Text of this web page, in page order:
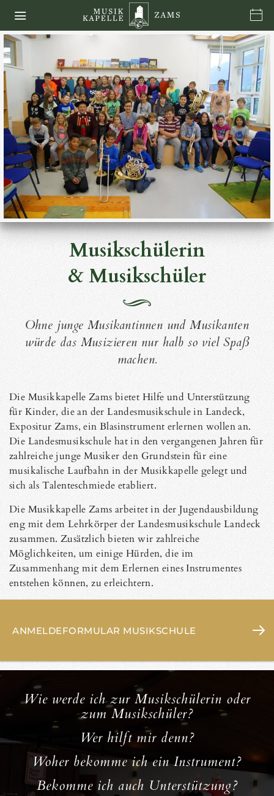
Musikschülerin
& Musikschüler
Ohne junge Musikantinnen und Musikanten
würde das Musizieren nur halb so viel Spaß
machen.
Die Musikkapelle Zams bietet Hilfe und Unterstützung
für Kinder, die an der Landesmusikschule in Landeck,
Expositur Zams, ein Blasinstrument erlernen wollen an.
Die Landesmusikschule hat in den vergangenen Jahren für
zahlreiche junge Musiker den Grundstein für eine
musikalische Laufbahn in der Musikkapelle gelegt und
sich als Talenteschmiede etabliert.
Die Musikkapelle Zams arbeitet in der Jugendausbildung
eng mit dem Lehrkörper der Landesmusikschule Landeck
zusammen. Zusätzlich bieten wir zahlreiche
Möglichkeiten, um einige Hürden, die im
Zusammenhang mit dem Erlernen eines Instrumentes
entstehen können, zu erleichtern.
ANMELDEFORMULAR MUSIKSCHULE
Wie werde ich zur Musikschülerin oder
zum Musikschüler?
Wer hilft mir denn?
Woher bekomme ich ein Instrument?
Bekomme ich auch Unterstützung?